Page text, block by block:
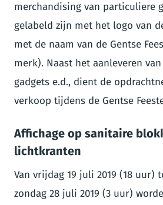
merchandising van particuliere
gelabeld zijn met het logo van
met de naam van de Gentse
merk). Naast het aanleveren
gadgets e.d., dient de
verkoop tijdens de Gentse
Affichage op sanitaire
lichtkranten
Van vrijdag 19 juli 2019 (18 uur)
zondag 28 juli 2019 (3 uur)